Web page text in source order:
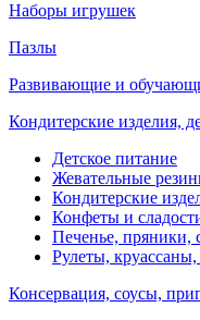
Наборы игрушек
Пазлы
Развивающие и
Кондитерские изделия,
Детское питание
Жевательные
Кондитерские
Конфеты и
Печенье, пряники,
Рулеты,
Консервация, соусы,